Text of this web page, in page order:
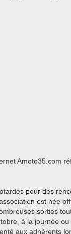
Amoto35.com
pour des
est née
sorties
à la journée
aux adhérents